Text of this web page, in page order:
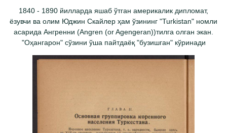
1840 - 1890 йилларда яшаб ўтган америкалик дипломат,
ёзувчи ва олим Юджин Скайлер ҳам ўзининг "Turkistan" номли
асарида Ангренни (Angren (or Agengeran))тилга олган экан.
"Оҳангарон" сўзини ўша пайтдаёқ "бузишган" кўринади